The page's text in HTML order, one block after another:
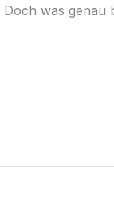
was genau